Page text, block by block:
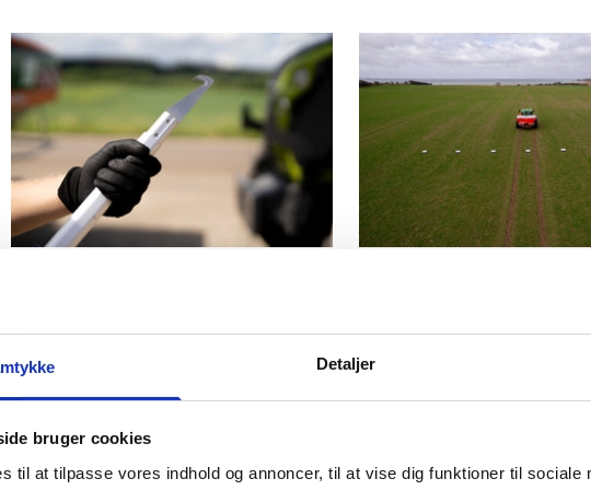
Detaljer
bruger cookies
til at tilpasse vores indhold og annoncer, til at vise dig funktioner til sociale
Salgspris
695,00 kr
kontrollere om din gødning
spredt jævnt
2.100,00 kr